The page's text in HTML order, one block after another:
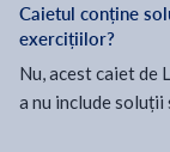
Caietul conține
exercițiilor?
Nu, acest caiet de
a nu include